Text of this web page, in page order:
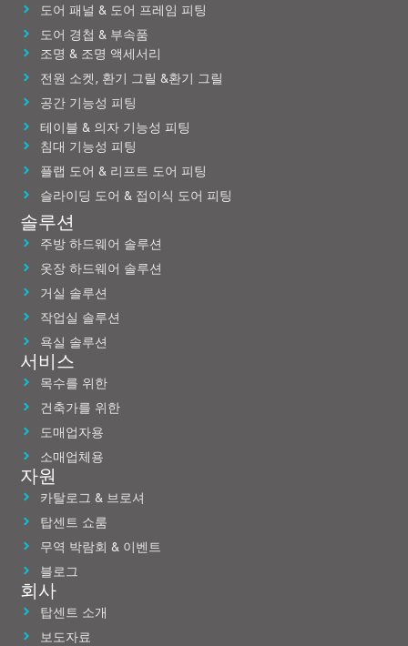
도어 패널 & 도어 프레임 피팅
도어 경첩 & 부속품
조명 & 조명 액세서리
전원 소켓, 환기 그릴 &환기 그릴
공간 기능성 피팅
테이블 & 의자 기능성 피팅
침대 기능성 피팅
플랩 도어 & 리프트 도어 피팅
슬라이딩 도어 & 접이식 도어 피팅
솔루션
주방 하드웨어 솔루션
옷장 하드웨어 솔루션
거실 솔루션
작업실 솔루션
욕실 솔루션
서비스
목수를 위한
건축가를 위한
도매업자용
소매업체용
자원
카탈로그 & 브로셔
탑센트 쇼룸
무역 박람회 & 이벤트
블로그
회사
탑센트 소개
보도자료